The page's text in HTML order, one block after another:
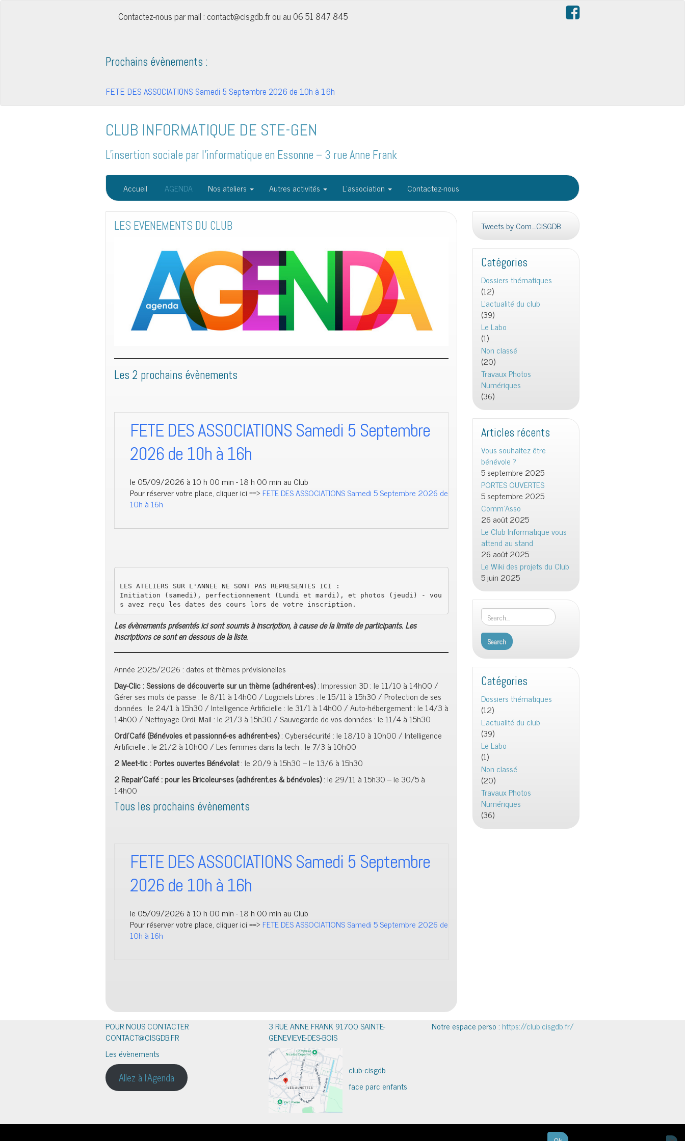
Contactez-nous par mail : contact@cisgdb.fr ou au 06 51 847 845
Prochains évènements :
FETE DES ASSOCIATIONS Samedi 5 Septembre 2026 de 10h à 16h
CLUB INFORMATIQUE DE STE-GEN
L'insertion sociale par l'informatique en Essonne – 3 rue Anne Frank
Accueil AGENDA Nos ateliers Autres activités L’association Contactez-nous
LES EVENEMENTS DU CLUB
Les 2 prochains évènements
FETE DES ASSOCIATIONS Samedi 5 Septembre
2026 de 10h à 16h
le 05/09/2026 à 10 h 00 min - 18 h 00 min au Club
Pour réserver votre place, cliquer ici ==>FETE DES ASSOCIATIONS Samedi 5 Septembre 2026 de
10h à 16h
LES ATELIERS SUR L'ANNEE NE SONT PAS REPRESENTES ICI :
Initiation (samedi), perfectionnement (Lundi et mardi), et photos (jeudi) - vou
s avez reçu les dates des cours lors de votre inscription.
Les évènements présentés ici sont soumis à inscription, à cause de la limite de participants. Les
inscriptions ce sont en dessous de la liste.
Année 2025/2026 : dates et thèmes prévisionelles
Day-Clic : Sessions de découverte sur un thème(adhérent-es): Impression 3D : le 11/10 à 14h00 /
Gérer ses mots de passe : le 8/11 à 14h00 / Logiciels Libres : le 15/11 à 15h30 / Protection de ses
données : le 24/1 à 15h30 / Intelligence Artificielle : le 31/1 à 14h00 / Auto-hébergement : le 14/3 à
14h00 / Nettoyage Ordi, Mail : le 21/3 à 15h30 / Sauvegarde de vos données : le 11/4 à 15h30
Ordi’Café (Bénévoles et passionné-es adhérent-es): Cybersécurité : le 18/10 à 10h00 / Intelligence
Artificielle : le 21/2 à 10h00 / Les femmes dans la tech : le 7/3 à 10h00
2 Meet-tic : Portes ouvertes Bénévolat: le 20/9 à 15h30 – le 13/6 à 15h30
2 Repair’Café : pour les Bricoleur-ses (adhérent.es & bénévoles): le 29/11 à 15h30 – le 30/5 à
14h00
Tous les prochains évènements
FETE DES ASSOCIATIONS Samedi 5 Septembre
2026 de 10h à 16h
le 05/09/2026 à 10 h 00 min - 18 h 00 min au Club
Pour réserver votre place, cliquer ici ==>FETE DES ASSOCIATIONS Samedi 5 Septembre 2026 de
10h à 16h
Tweets by Com_CISGDB
Catégories
Dossiers thématiques
(12)
L'actualité du club
(39)
Le Labo
(1)
Non classé
(20)
Travaux Photos
Numériques
(36)
Articles récents
Vous souhaitez être
bénévole ?
5 septembre 2025
PORTES OUVERTES
5 septembre 2025
Comm’Asso
26 août 2025
Le Club Informatique vous
attend au stand
26 août 2025
Le Wiki des projets du Club
5 juin 2025
Catégories
Dossiers thématiques
(12)
L'actualité du club
(39)
Le Labo
(1)
Non classé
(20)
Travaux Photos
Numériques
(36)
POUR NOUS CONTACTER
CONTACT@CISGDB.FR
Les évènements
Allez à l'Agenda
3 RUE ANNE FRANK 91700 SAINTE-
GENEVIEVE-DES-BOIS
club-cisgdb
face parc enfants
Notre espace perso : https://club.cisgdb.fr/